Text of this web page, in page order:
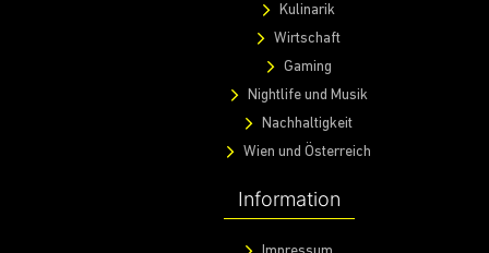
Kulinarik
Wirtschaft
Gaming
Nightlife und Musik
Nachhaltigkeit
Wien und Österreich
Information